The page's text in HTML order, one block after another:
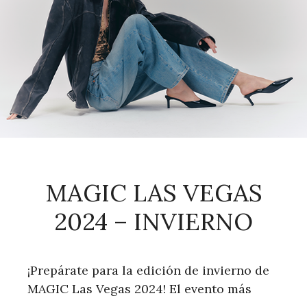
MAGIC LAS VEGAS
2024 – INVIERNO
¡Prepárate para la edición de invierno de
MAGIC Las Vegas 2024! El evento más